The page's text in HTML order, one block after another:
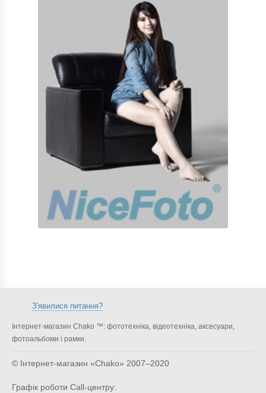
З'явилися питання?
Інтернет-магазин Chako ™: фототехніка, відеотехніка, аксесуари,
фотоальбоми і рамки.
© Інтернет-магазин «Chako» 2007–2020
Графік роботи Call-центру: